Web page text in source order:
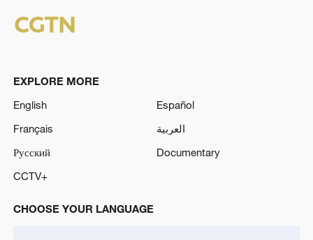
EXPLORE MORE
English
Español
Français
العربية
Русский
Documentary
CCTV+
CHOOSE YOUR LANGUAGE